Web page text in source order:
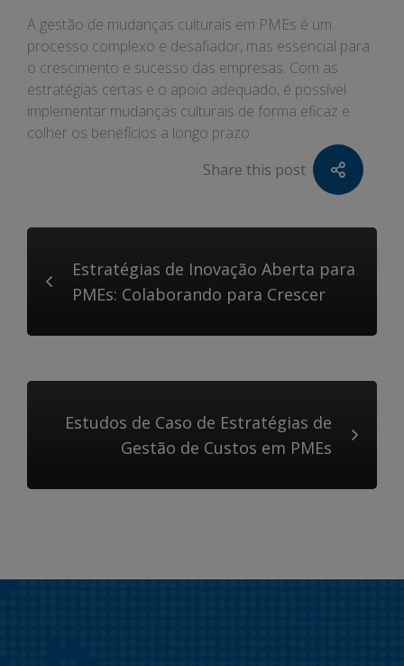
A gestão de mudanças culturais em PMEs é um
processo complexo e desafiador, mas essencial para
o crescimento e sucesso das empresas. Com as
estratégias certas e o apoio adequado, é possível
implementar mudanças culturais de forma eficaz e
colher os benefícios a longo prazo.
Share this post
Estratégias de Inovação Aberta para
PMEs: Colaborando para Crescer
Estudos de Caso de Estratégias de
Gestão de Custos em PMEs